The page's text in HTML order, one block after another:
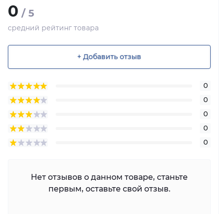
0 / 5
средний рейтинг товара
+ Добавить отзыв
0
0
0
0
0
Нет отзывов о данном товаре, станьте
первым, оставьте свой отзыв.